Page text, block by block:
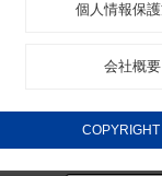
個人情報保
会社概要